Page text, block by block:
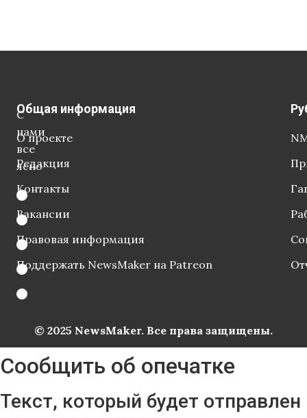
С
нами
все
ясно
Общая информация
О проекте
Редакция
Контакты
Вакансии
Правовая информация
Поддержать NewsMaker на Patreon
© 2025 NewsMaker. Все права защищены.
Сообщить об опечатке
Текст, который будет отправлен